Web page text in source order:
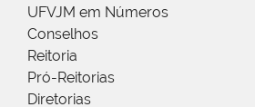
UFVJM em Números
Conselhos
Reitoria
Pró-Reitorias
Diretorias